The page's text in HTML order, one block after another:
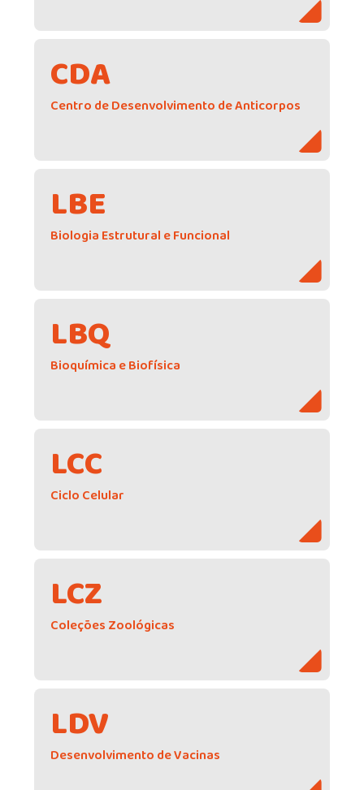
CDA
Centro de Desenvolvimento de Anticorpos
LBE
Biologia Estrutural e Funcional
LBQ
Bioquímica e Biofísica
LCC
Ciclo Celular
LCZ
Coleções Zoológicas
LDV
Desenvolvimento de Vacinas